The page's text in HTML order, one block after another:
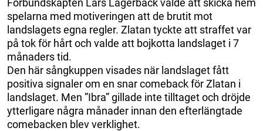
spelarna med motiveringen att de brutit mot
landslagets egna regler. Zlatan tyckte att straffet var
på tok för hårt och valde att bojkotta landslaget i 7
månaders tid.
Den här sångkuppen visades när landslaget fått
positiva signaler om en snar comeback för Zlatan i
landslaget. Men ”Ibra” gillade inte tilltaget och dröjde
ytterligare några månader innan den efterlängtade
comebacken blev verklighet.